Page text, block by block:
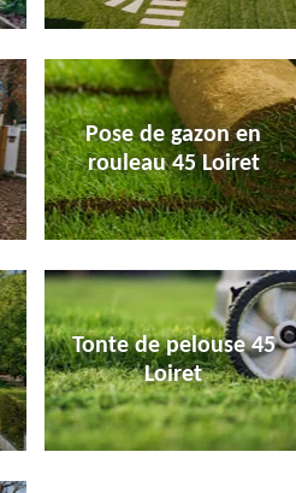
Pose de gazon en
rouleau 45 Loiret
Tonte de pelouse 45
Loiret